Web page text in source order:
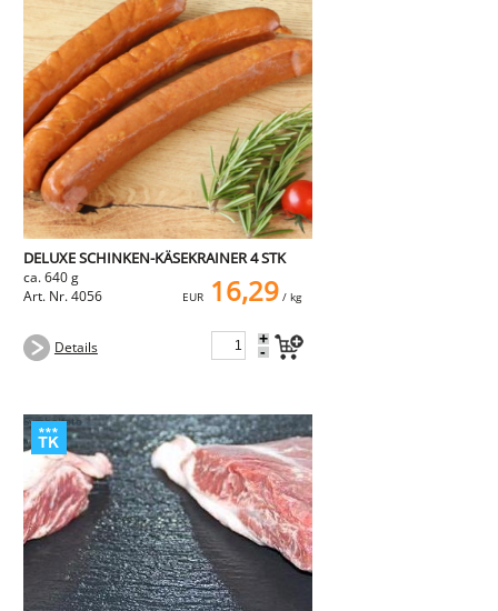
DELUXE SCHINKEN-KÄSEKRAINER 4 STK
ca. 640 g
Art. Nr. 4056
EUR 16,29/ kg
Details +
-